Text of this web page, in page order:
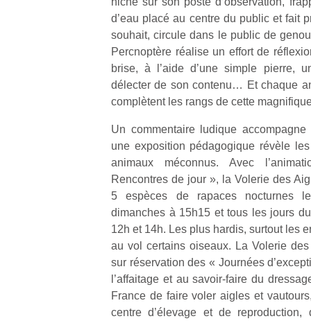
d’eau placé au centre du public et fait
souhait, circule dans le public de
Percnoptère réalise un effort de
brise, à l’aide d’une simple pierre,
délecter de son contenu… Et chaque
complètent les rangs de cette
Un commentaire ludique
une exposition pédagogique révèle
animaux méconnus. Avec
Rencontres de jour », la Volerie des
5 espèces de rapaces nocturnes
dimanches à 15h15 et tous les jours
12h et 14h. Les plus hardis, surtout les
au vol certains oiseaux. La Volerie
sur réservation des « Journées
l’affaitage et au savoir-faire du
France de faire voler aigles et
centre d’élevage et de